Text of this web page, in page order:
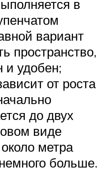
в
вариант
пространство,
и удобен;
от роста
до двух
виде
метра
больше.